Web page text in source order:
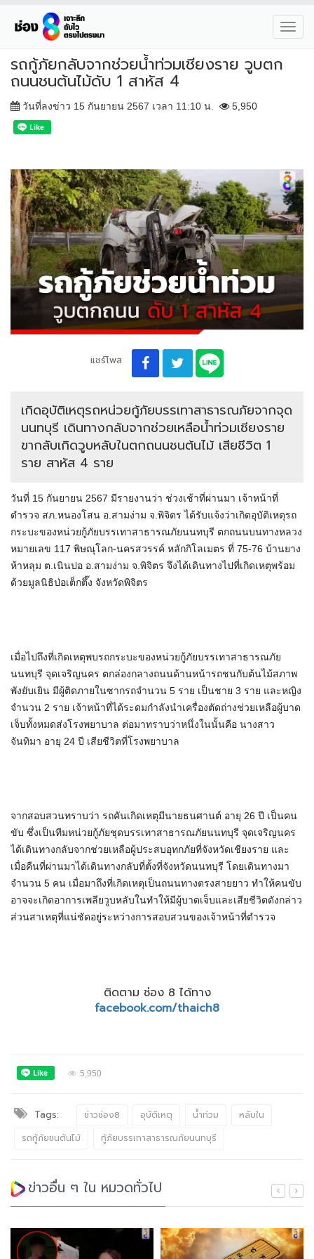
รถกู้ภัยกลับจากช่วยน้ำท่วมเชียงราย วูบตก
ถนนชนต้นไม้ดับ 1 สาหัส 4
วันที่ลงข่าว 15 กันยายน 2567 เวลา 11:10 น. 5,950
แชร์โพส
เกิดอุบัติเหตุรถหน่วยกู้ภัยบรรเทาสาธารณภัยจากจุด
นนทบุรี เดินทางกลับจากช่วยเหลือน้ำท่วมเชียงราย
ขากลับเกิดวูบหลับในตกถนนชนต้นไม้ เสียชีวิต 1
ราย สาหัส 4 ราย
วันที่ 15 กันยายน 2567 มีรายงานว่า ช่วงเช้าที่ผ่านมา เจ้าหน้าที่
ตำรวจ สภ.หนองโสน อ.สามง่าม จ.พิจิตร ได้รับแจ้งว่าเกิดอุบัติเหตุรถ
กระบะของหน่วยกู้ภัยบรรเทาสาธารณภัยนนทบุรี ตกถนนบนทางหลวง
หมายเลข 117 พิษณุโลก-นครสวรรค์ หลักกิโลเมตร ที่ 75-76 บ้านยาง
ห้าหลุม ต.เนินปอ อ.สามง่าม จ.พิจิตร จึงได้เดินทางไปที่เกิดเหตุพร้อม
ด้วยมูลนิธิป่อเต็กตึ๊ง จังหวัดพิจิตร
เมื่อไปถึงที่เกิดเหตุพบรถกระบะของหน่วยกู้ภัยบรรเทาสาธารณภัย
นนทบุรี จุดเจริญนคร ตกล่องกลางถนนด้านหน้ารถชนกับต้นไม้สภาพ
พังยับเยิน มีผู้ติดภายในซากรถจำนวน 5 ราย เป็นชาย 3 ราย และหญิง
จำนวน 2 ราย เจ้าหน้าที่ได้ระดมกำลังนำเครื่องตัดถ่างช่วยเหลือผู้บาด
เจ็บทั้งหมดส่งโรงพยาบาล ต่อมาทราบว่าหนึ่งในนั้นคือ นางสาว
จันทิมา อายุ 24 ปี เสียชีวิตที่โรงพยาบาล
จากสอบสวนทราบว่า รถคันเกิดเหตุมีนายธนศานต์ อายุ 26 ปี เป็นคน
ขับ ซึ่งเป็นทีมหน่วยกู้ภัยชุดบรรเทาสาธารณภัยนนทบุรี จุดเจริญนคร
ได้เดินทางกลับจากช่วยเหลือผู้ประสบอุทกภัยที่จังหวัดเชียงราย และ
เมื่อคืนที่ผ่านมาได้เดินทางกลับที่ตั้งที่จังหวัดนนทบุรี โดยเดินทางมา
จำนวน 5 คน เมื่อมาถึงที่เกิดเหตุเป็นถนนทางตรงสายยาว ทำให้คนขับ
อาจจะเกิดอาการเพลียวูบหลับในทำให้มีผู้บาดเจ็บและเสียชีวิตดังกล่าว
ส่วนสาเหตุที่แน่ชัดอยู่ระหว่างการสอบสวนของเจ้าหน้าที่ตำรวจ
ติดตาม ช่อง 8 ได้ทาง
facebook.com/thaich8
5,950
Tags: ข่าวช่อง8 อุบัติเหตุ น้ำท่วม
หลับใน
รถกู้ภัยชนต้นไม้
กู้ภัยบรรเทาสาธารณภัยนนทบุรี
ข่าวอื่น ๆ ใน หมวดทั่วไป